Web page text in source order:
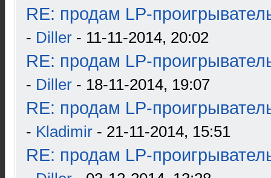
RE: продам LP-
- Diller - 11-11-2014, 20:02
RE: продам LP-
- Diller - 18-11-2014, 19:07
RE: продам LP-
- Kladimir - 21-11-2014, 15:51
RE: продам LP-